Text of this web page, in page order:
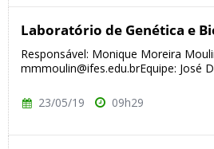
Laboratório de Genética e
Responsável: Monique Moreira
mmmoulin@ifes.edu.brEquipe: José
23/05/19 09h29